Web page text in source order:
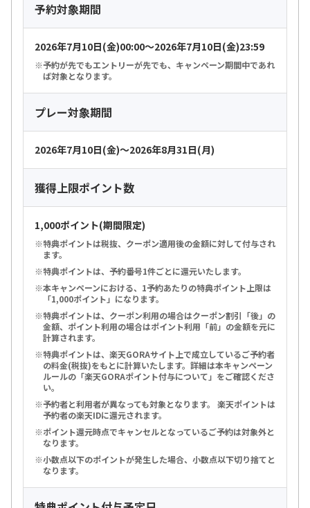
予約対象期間
2026年7月10日(金)00:00～2026年7月10日(金)23:59
予約が先でもエントリーが先でも、キャンペーン期間中であれ
ば対象となります。
プレー対象期間
2026年7月10日(金)～2026年8月31日(月)
獲得上限ポイント数
1,000ポイント(期間限定)
特典ポイントは税抜、クーポン適用後の金額に対して付与され
ます。
特典ポイントは、予約番号1件ごとに還元いたします。
本キャンペーンにおける、1予約あたりの特典ポイント上限は
「1,000ポイント」になります。
特典ポイントは、クーポン利用の場合はクーポン割引「後」の
金額、ポイント利用の場合はポイント利用「前」の金額を元に
計算されます。
特典ポイントは、楽天GORAサイト上で成立しているご予約者
の料金(税抜)をもとに計算いたします。詳細は本キャンペーン
ルールの「楽天GORAポイント付与について」をご確認くださ
い。
予約者と利用者が異なっても対象となります。 楽天ポイントは
予約者の楽天IDに還元されます。
ポイント還元時点でキャンセルとなっているご予約は対象外と
なります。
小数点以下のポイントが発生した場合、小数点以下切り捨てと
なります。